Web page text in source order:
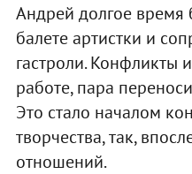
Андрей долгое
балете артистки и
гастроли. Конфликты
работе, пара
Это стало началом
творчества, так,
отношений.